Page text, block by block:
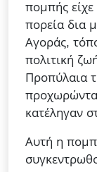
πομπής είχε
πορεία δια
Αγοράς,
πολιτική
Προπύλαια
κατέληγαν
Αυτή η